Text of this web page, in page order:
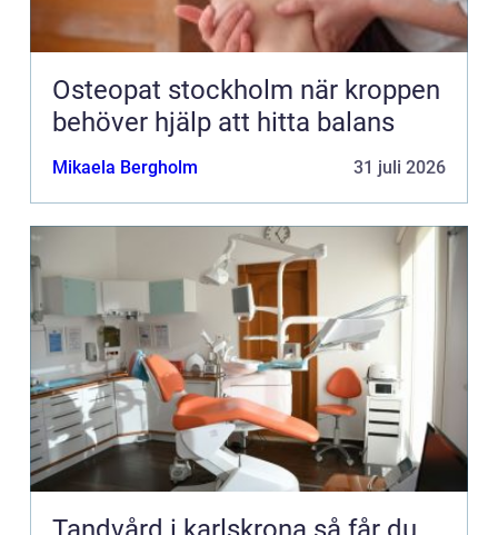
Osteopat stockholm när kroppen
behöver hjälp att hitta balans
Mikaela Bergholm 31 juli 2026